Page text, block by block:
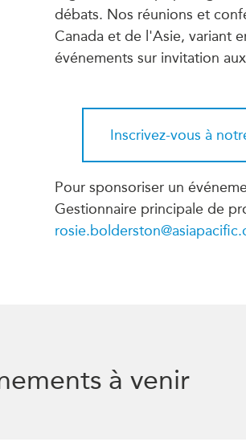
institutionnels
Rapports
Sondages
Séries
débats. Nos réunions et
Canada et de l'Asie, variant
événements sur invitation
Inscrivez-vous à
Pour sponsoriser un
Gestionnaire principale de
à venir